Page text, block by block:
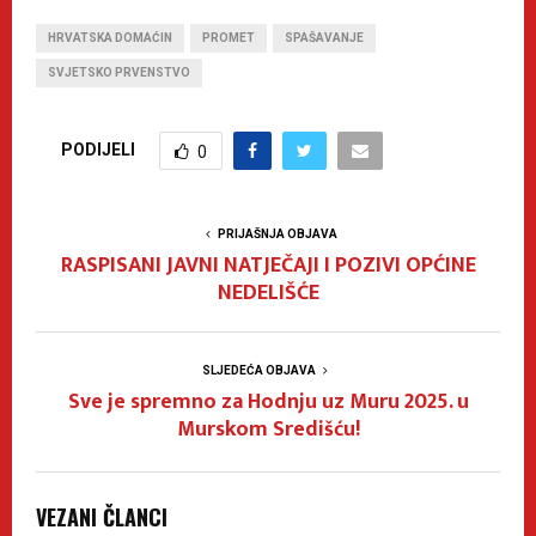
HRVATSKA DOMAĆIN PROMET SPAŠAVANJE
SVJETSKO PRVENSTVO
PODIJELI 0
PRIJAŠNJA OBJAVA
RASPISANI JAVNI NATJEČAJI I POZIVI OPĆINE
NEDELIŠĆE
SLJEDEĆA OBJAVA
Sve je spremno za Hodnju uz Muru 2025. u
Murskom Središću!
VEZANI ČLANCI